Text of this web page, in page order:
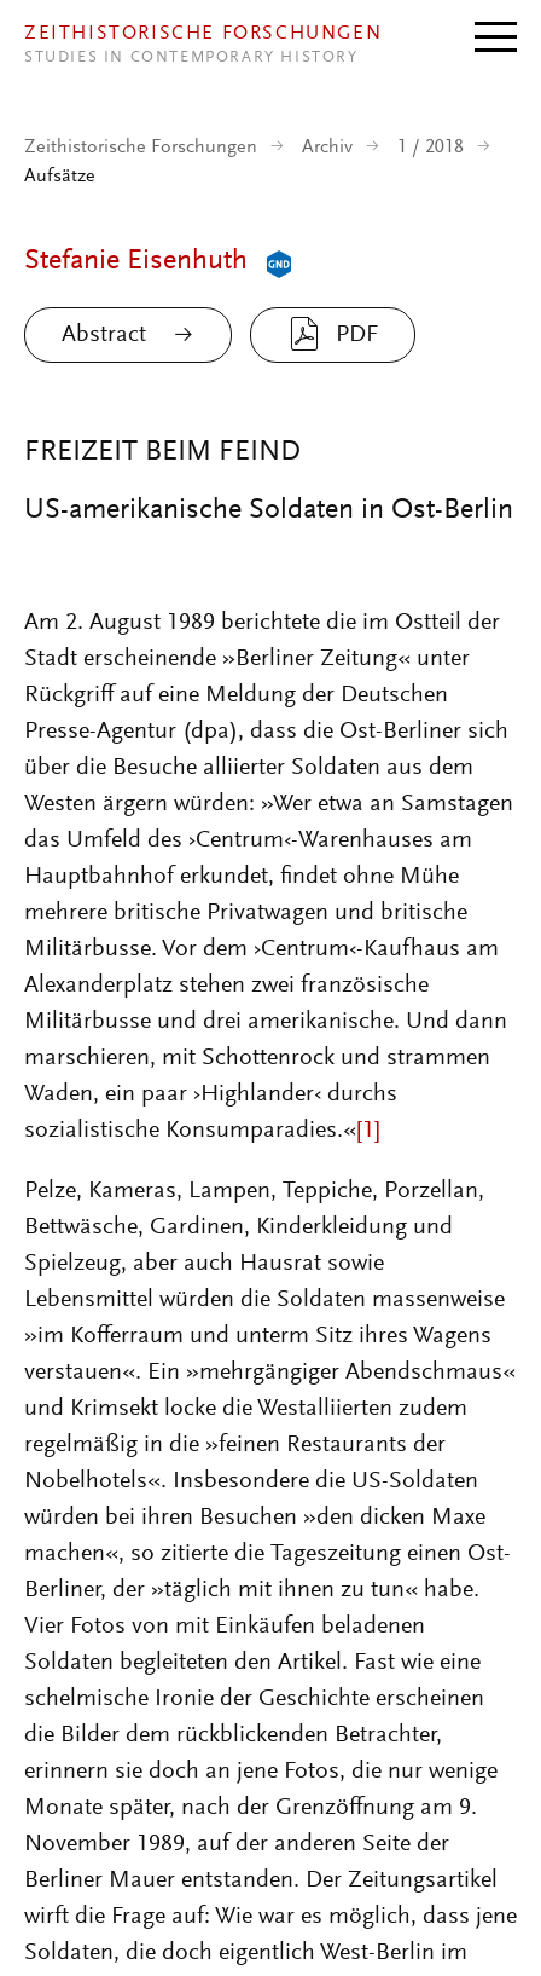
ZEITHISTORISCHE FORSCHUNGEN
STUDIES IN CONTEMPORARY HISTORY
Zeithistorische Forschungen Archiv
1 / 2018
Aufsätze
Stefanie Eisenhuth
Abstract PDF
FREIZEIT BEIM FEIND
US-amerikanische Soldaten in Ost-Berlin
Am 2. August 1989 berichtete die im Ostteil der
Stadt erscheinende »Berliner Zeitung« unter
Rückgriff auf eine Meldung der Deutschen
Presse-Agentur (dpa), dass die Ost-Berliner sich
über die Besuche alliierter Soldaten aus dem
Westen ärgern würden: »Wer etwa an Samstagen
das Umfeld des ›Centrum‹-Warenhauses am
Hauptbahnhof erkundet, findet ohne Mühe
mehrere britische Privatwagen und britische
Militärbusse. Vor dem ›Centrum‹-Kaufhaus am
Alexanderplatz stehen zwei französische
Militärbusse und drei amerikanische. Und dann
marschieren, mit Schottenrock und strammen
Waden, ein paar ›Highlander‹ durchs
sozialistische Konsumparadies.« [1]
Pelze, Kameras, Lampen, Teppiche, Porzellan,
Bettwäsche, Gardinen, Kinderkleidung und
Spielzeug, aber auch Hausrat sowie
Lebensmittel würden die Soldaten massenweise
»im Kofferraum und unterm Sitz ihres Wagens
verstauen«. Ein »mehrgängiger Abendschmaus«
und Krimsekt locke die Westalliierten zudem
regelmäßig in die »feinen Restaurants der
Nobelhotels«. Insbesondere die US-Soldaten
würden bei ihren Besuchen »den dicken Maxe
machen«, so zitierte die Tageszeitung einen Ost-
Berliner, der »täglich mit ihnen zu tun« habe.
Vier Fotos von mit Einkäufen beladenen
Soldaten begleiteten den Artikel. Fast wie eine
schelmische Ironie der Geschichte erscheinen
die Bilder dem rückblickenden Betrachter,
erinnern sie doch an jene Fotos, die nur wenige
Monate später, nach der Grenzöffnung am 9.
November 1989, auf der anderen Seite der
Berliner Mauer entstanden. Der Zeitungsartikel
wirft die Frage auf: Wie war es möglich, dass jene
Soldaten, die doch eigentlich West-Berlin im